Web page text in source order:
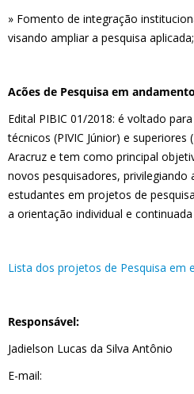
» Fomento de integração
visando ampliar a pesquisa aplicada;
Acões de Pesquisa em andamento
Edital PIBIC 01/2018: é voltado
técnicos (PIVIC Júnior) e superiores
Aracruz e tem como principal
novos pesquisadores, privilegiando
estudantes em projetos de
a orientação individual e
Lista dos projetos de Pesquisa em
Responsável:
Jadielson Lucas da Silva Antônio
E-mail: